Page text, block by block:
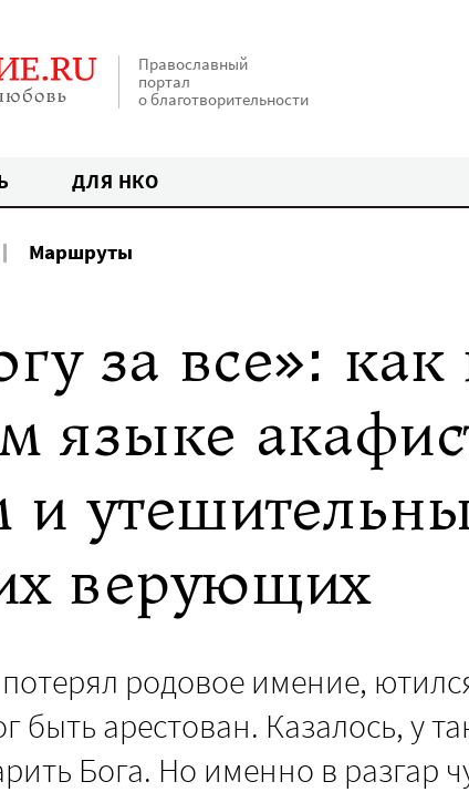
Православный
портал
о благотворительности
ДЛЯ НКО
Маршруты
за все»:
языке
верующих
родовое имение,
быть арестован. Казалось, у
Бога. Но именно в разгар